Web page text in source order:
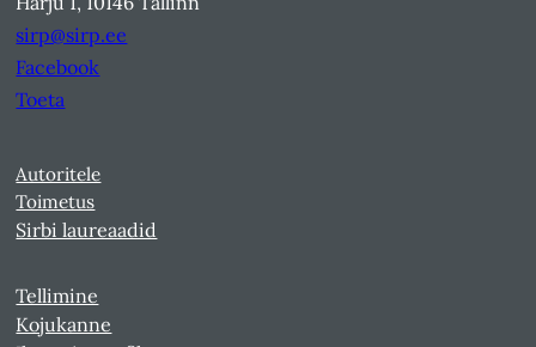
sirp@sirp.ee
Facebook
Toeta
Autoritele
Toimetus
Sirbi laureaadid
Tellimine
Kojukanne